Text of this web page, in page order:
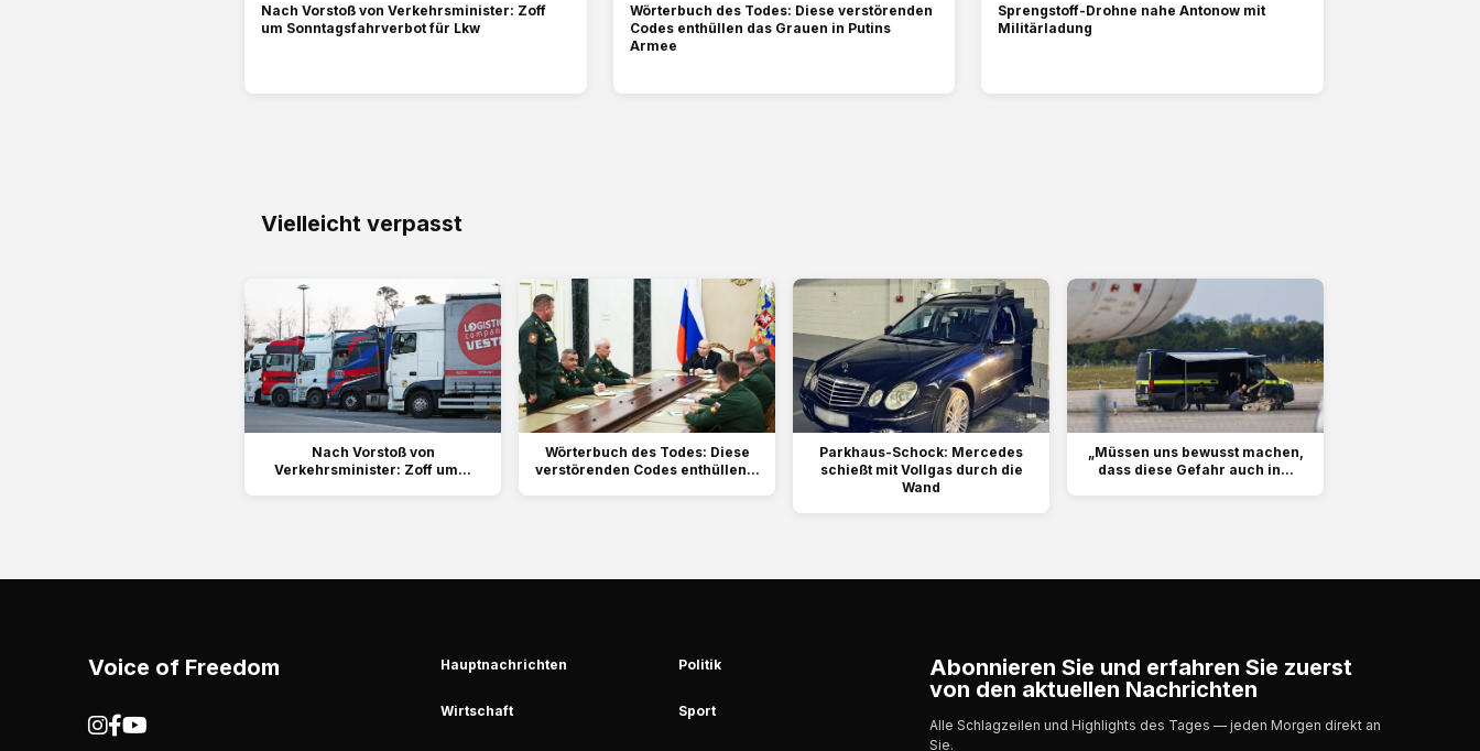
Nach Vorstoß von Verkehrsminister: Zoff
um Sonntagsfahrverbot für Lkw
Wörterbuch des Todes: Diese verstörenden
Codes enthüllen das Grauen in Putins
Armee
Sprengstoff-Drohne nahe Antonow mit
Militärladung
Vielleicht verpasst
Nach Vorstoß von
Verkehrsminister: Zoff um...
Wörterbuch des Todes: Diese
verstörenden Codes enthüllen...
Parkhaus-Schock: Mercedes
schießt mit Vollgas durch die
Wand
„Müssen uns bewusst machen,
dass diese Gefahr auch in...
Voice of Freedom Hauptnachrichten Politik
Wirtschaft Sport
Abonnieren Sie und erfahren Sie zuerst
von den aktuellen Nachrichten
Alle Schlagzeilen und Highlights des Tages — jeden Morgen direkt an
Sie.